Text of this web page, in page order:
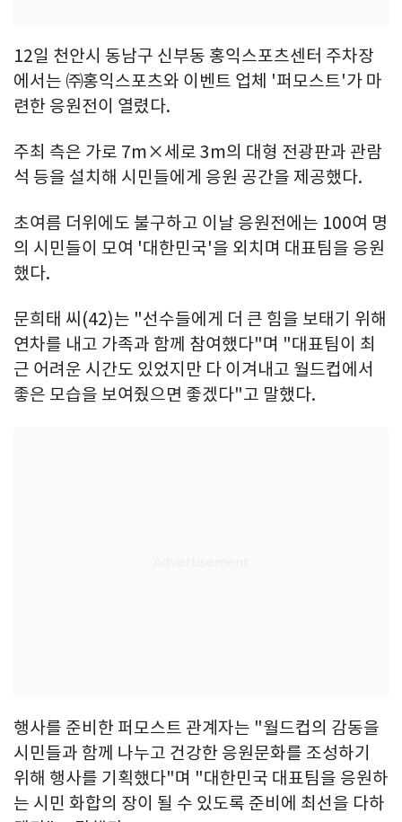
12일 천안시 동남구 신부동 홍익스포츠센터 주차장
에서는 ㈜홍익스포츠와 이벤트 업체 '퍼모스트'가 마
련한 응원전이 열렸다.
주최 측은 가로 7m×세로 3m의 대형 전광판과 관람
석 등을 설치해 시민들에게 응원 공간을 제공했다.
초여름 더위에도 불구하고 이날 응원전에는 100여 명
의 시민들이 모여 '대한민국'을 외치며 대표팀을 응원
했다.
문희태 씨(42)는 "선수들에게 더 큰 힘을 보태기 위해
연차를 내고 가족과 함께 참여했다"며 "대표팀이 최
근 어려운 시간도 있었지만 다 이겨내고 월드컵에서
좋은 모습을 보여줬으면 좋겠다"고 말했다.
행사를 준비한 퍼모스트 관계자는 "월드컵의 감동을
시민들과 함께 나누고 건강한 응원문화를 조성하기
위해 행사를 기획했다"며 "대한민국 대표팀을 응원하
는 시민 화합의 장이 될 수 있도록 준비에 최선을 다하